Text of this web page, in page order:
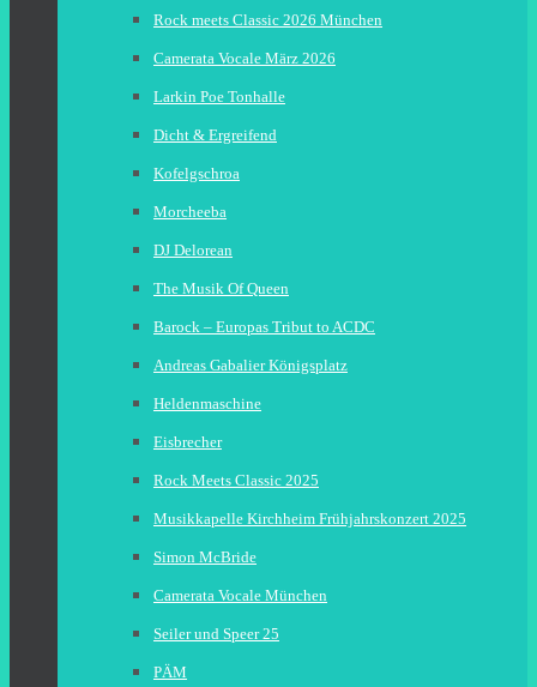
Rock meets Classic 2026 München
Camerata Vocale März 2026
Larkin Poe Tonhalle
Dicht & Ergreifend
Kofelgschroa
Morcheeba
DJ Delorean
The Musik Of Queen
Barock – Europas Tribut to ACDC
Andreas Gabalier Königsplatz
Heldenmaschine
Eisbrecher
Rock Meets Classic 2025
Musikkapelle Kirchheim Frühjahrskonzert 2025
Simon McBride
Camerata Vocale München
Seiler und Speer 25
PÄM